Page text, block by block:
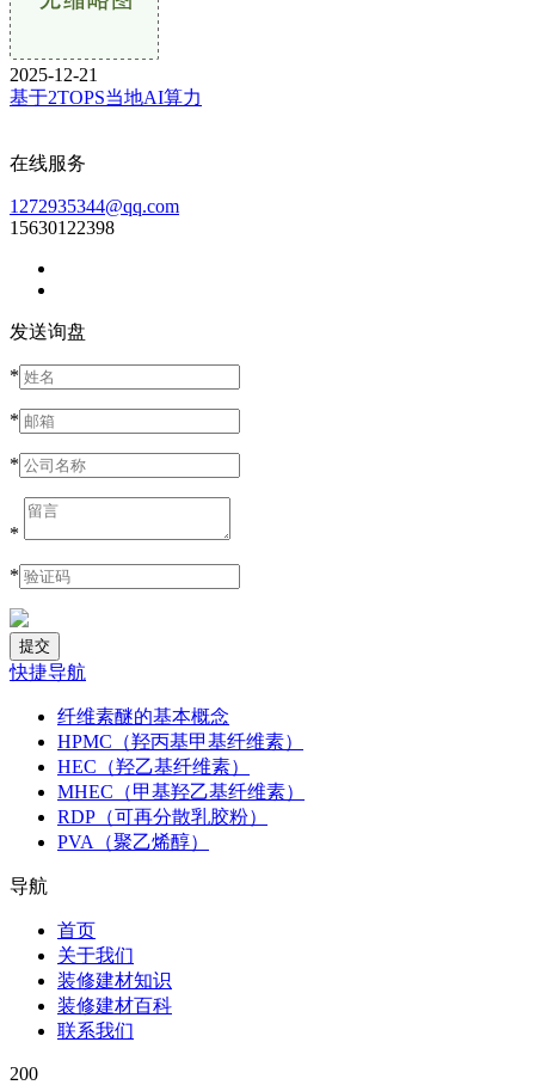
2025-12-21
基于2TOPS当地AI算力
在线服务
1272935344@qq.com
15630122398
发送询盘
*
*
*
*
*
快捷导航
纤维素醚的基本概念
HPMC（羟丙基甲基纤维素）
HEC（羟乙基纤维素）
MHEC（甲基羟乙基纤维素）
RDP（可再分散乳胶粉）
PVA（聚乙烯醇）
导航
首页
关于我们
装修建材知识
装修建材百科
联系我们
200